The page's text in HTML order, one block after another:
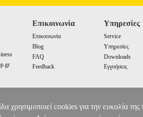
Επικοινωνία
Επικοινωνία
Blog
FAQ
Feedback
Υπηρεσίες
Service
Υπηρεσίες
Downloads
Εγγυήσεις
χρησιμοποιεί cookies για την ευκολία